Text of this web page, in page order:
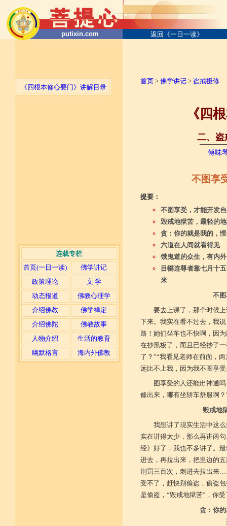
putixin.com 返回《一日一读》
《四根本修心要门》讲解目录
连载专栏
首页(一日一读)
佛学讲记
政策理论
文 学
动态报道
佛教心理学
介绍佛教
佛学禅定
介绍佛陀
佛教故事
人物介绍
生活的教育
幽默格言
海内外佛教
首页> 佛学讲记> 盗戒摄修
《四
二、盗
傅味
不图享
提要：
不图享受，才能开发
毁戒地狱苦，最轻的
贪：你的就是我的，
六道在人间就看得见
饿鬼道的众生，有内
目犍连尊者靠七月十
来
不
要去上课了，那个时候
下来。我实在看不过去，我
路！她们坐车也不快啊，因
在抄黑板了，而且已经抄了
了？”“我看见老师在前面，
远比不上我，因为我不图享受
图享受的人还能出神通
修出来，哪有坐轿车舒服啊？
毁戒地
我想讲了现实生活中这
实在讲得太少，那么再讲两
经》好了，我也不多讲了。
进去，再拉出来，把里边的
刑罚三百次，刺进去拉出来
受不了，赶快别偷盗，偷盗
是偷盗，“毁戒地狱苦”，你
贪：你